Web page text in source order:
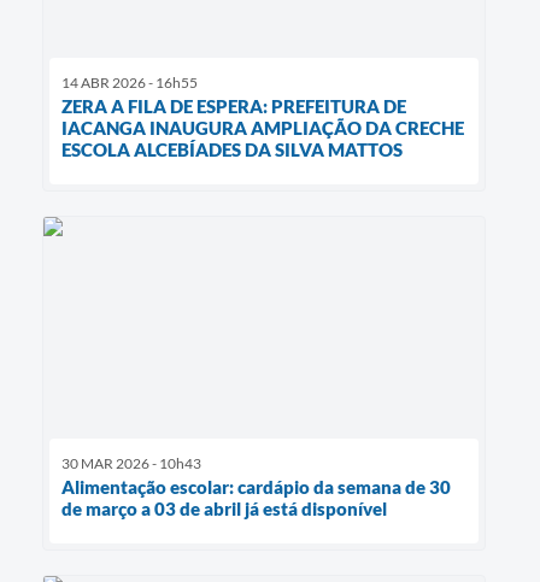
14 ABR 2026 - 16h55
ZERA A FILA DE ESPERA: PREFEITURA DE
IACANGA INAUGURA AMPLIAÇÃO DA CRECHE
ESCOLA ALCEBÍADES DA SILVA MATTOS
30 MAR 2026 - 10h43
Alimentação escolar: cardápio da semana de 30
de março a 03 de abril já está disponível